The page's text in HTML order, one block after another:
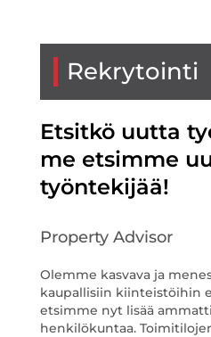
Rekrytointi
Etsitkö uutta
me etsimme
työntekijää!
Property Advisor
Olemme kasvava ja
kaupallisiin kiinteistöihin
etsimme nyt lisää
henkilökuntaa.